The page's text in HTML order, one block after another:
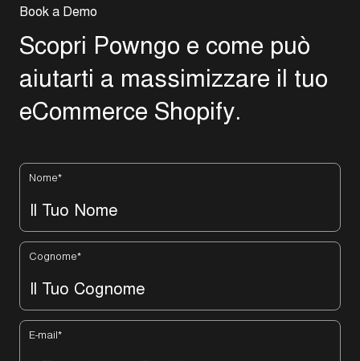
Book a Demo
Scopri Powngo e come può
aiutarti a massimizzare il tuo
eCommerce Shopify.
Nome*
Cognome*
E-mail*